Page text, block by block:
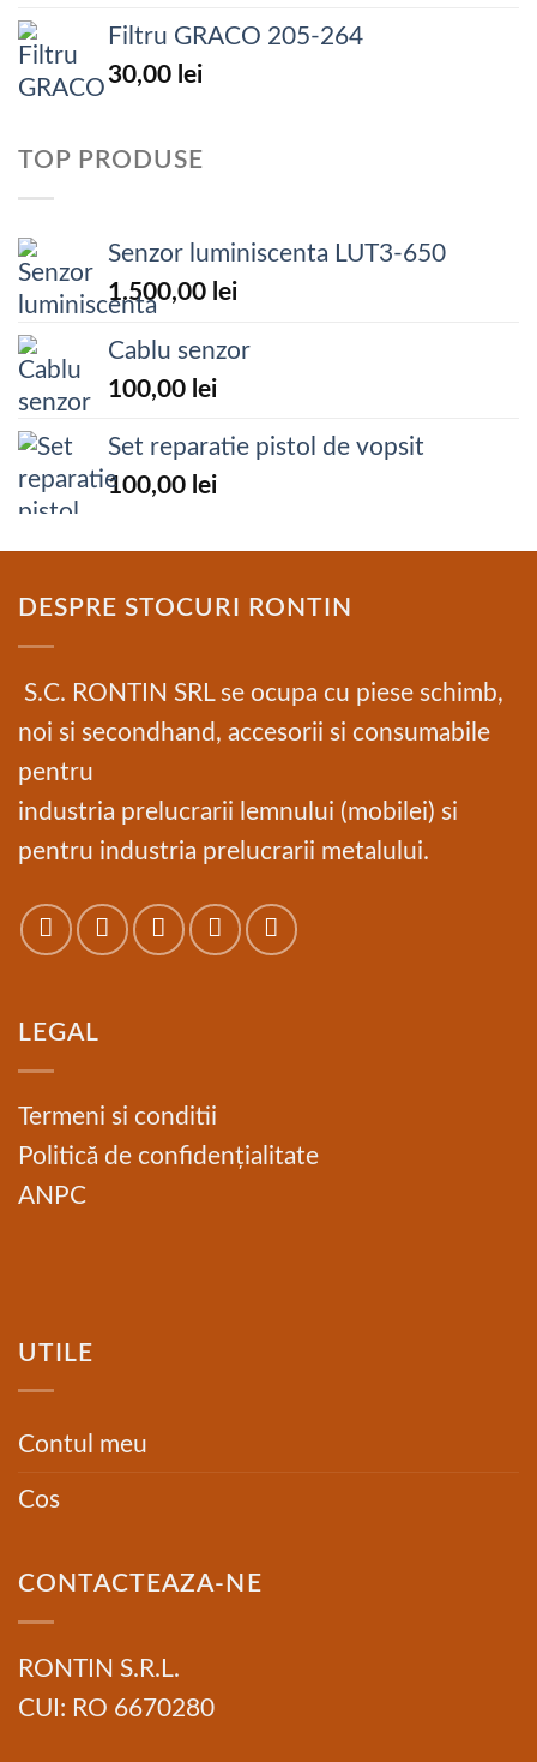
Filtru GRACO 205-264
30,00 lei
TOP PRODUSE
Senzor luminiscenta LUT3-650
1.500,00 lei
Cablu senzor
100,00 lei
Set reparatie pistol de vopsit
100,00 lei
DESPRE STOCURI RONTIN
S.C. RONTIN SRL se ocupa cu piese schimb,
noi si secondhand, accesorii si consumabile
pentru
industria prelucrarii lemnului (mobilei) si
pentru industria prelucrarii metalului.
LEGAL
Termeni si conditii
Politică de confidențialitate
ANPC
UTILE
Contul meu
Cos
CONTACTEAZA-NE
RONTIN S.R.L.
CUI: RO 6670280